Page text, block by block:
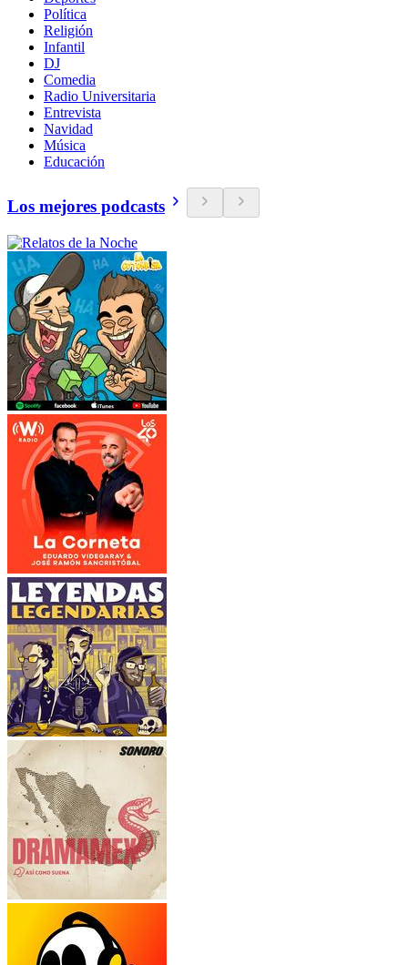
Política
Religión
Infantil
DJ
Comedia
Radio Universitaria
Entrevista
Navidad
Música
Educación
Los mejores podcasts